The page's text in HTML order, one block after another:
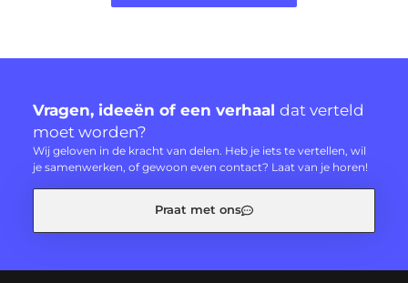
Vragen, ideeën of een verhaal dat verteld
moet worden?
Wij geloven in de kracht van delen. Heb je iets te vertellen, wil
je samenwerken, of gewoon even contact? Laat van je horen!
Praat met ons